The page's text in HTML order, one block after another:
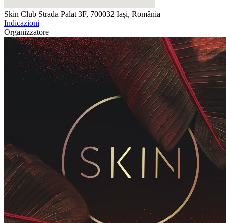
Skin Club Strada Palat 3F, 700032 Iași, România
Indicazioni
Organizzatore